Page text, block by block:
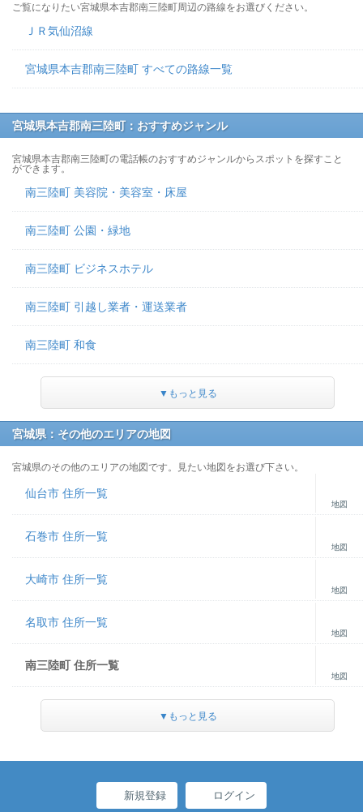
ご覧になりたい宮城県本吉郡南三陸町周辺の路線をお選びください。
ＪＲ気仙沼線
宮城県本吉郡南三陸町 すべての路線一覧
宮城県本吉郡南三陸町：おすすめジャンル
宮城県本吉郡南三陸町の電話帳のおすすめジャンルからスポットを探すこと
ができます。
南三陸町 美容院・美容室・床屋
南三陸町 公園・緑地
南三陸町 ビジネスホテル
南三陸町 引越し業者・運送業者
南三陸町 和食
▼もっと見る
宮城県：その他のエリアの地図
宮城県のその他のエリアの地図です。見たい地図をお選び下さい。
仙台市 住所一覧
地図
石巻市 住所一覧
地図
大崎市 住所一覧
地図
名取市 住所一覧
地図
南三陸町 住所一覧
地図
▼もっと見る
新規登録 ログイン